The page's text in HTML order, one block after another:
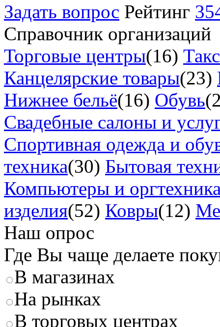
Задать вопрос Рейтинг
Справочник организаций
Торговые центры(16)
Канцелярские товары(23)
Нижнее бельё(16) Обувь
Свадебные салоны и
Спортивная одежда и
техника(30) Бытовая
Компьютеры и
изделия(52) Ковры(12)
Наш опрос
Где Вы чаще делаете
В магазинах
На рынках
В торговых центрах